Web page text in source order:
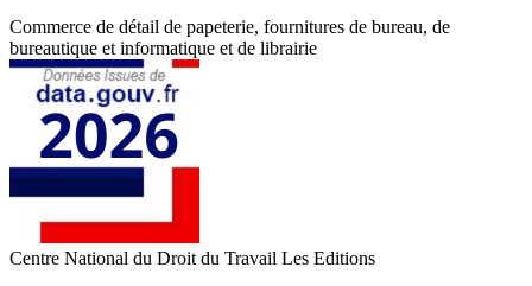
Commerce de détail de papeterie, fournitures de bureau, de
bureautique et informatique et de librairie
Centre National du Droit du Travail Les Editions